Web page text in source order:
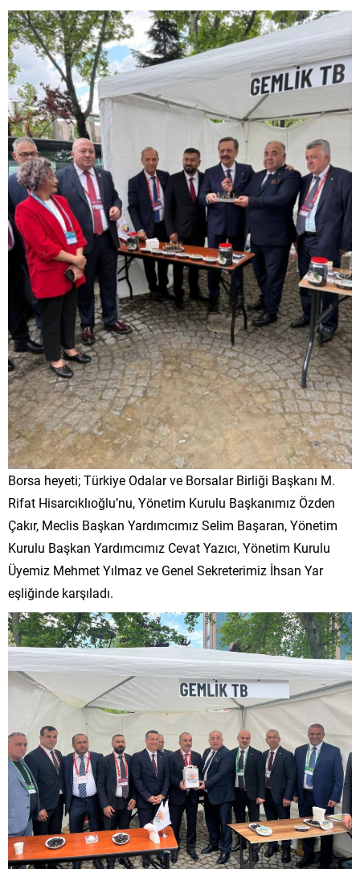
Borsa heyeti; Türkiye Odalar ve Borsalar Birliği Başkanı M.
Rifat Hisarcıklıoğlu’nu, Yönetim Kurulu Başkanımız Özden
Çakır, Meclis Başkan Yardımcımız Selim Başaran, Yönetim
Kurulu Başkan Yardımcımız Cevat Yazıcı, Yönetim Kurulu
Üyemiz Mehmet Yılmaz ve Genel Sekreterimiz İhsan Yar
eşliğinde karşıladı.